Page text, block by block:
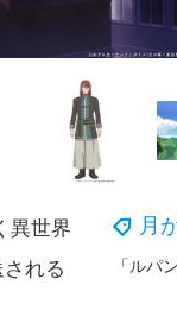
月
異世界
れる